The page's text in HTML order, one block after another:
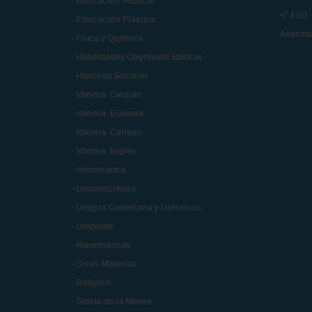
- Educación Plástica
- Física y Química
- Habilidades Cognitivas Básicas
- Historias Sociales
- Idioma: Catalán
- Idioma: Euskera
- Idioma: Gallego
- Idioma: Inglés
- Informática
- Lectoescritura
- Lengua Castellana y Literatura
- Lenguaje
- Matemáticas
- Otras Materias
- Religión
- Teoría de la Mente
- 4º ESO
-